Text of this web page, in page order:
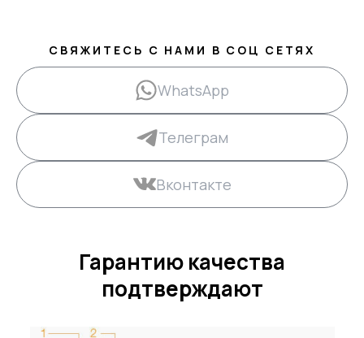
СВЯЖИТЕСЬ С НАМИ В СОЦ СЕТЯХ
WhatsApp
Телеграм
Вконтакте
Гарантию качества
подтверждают